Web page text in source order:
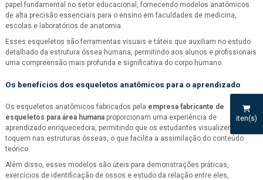
iten(s)
papel fundamental no setor educacional, fornecendo modelos anatômicos
de alta precisão essenciais para o ensino em faculdades de medicina,
escolas e laboratórios de anatomia.
Esses esqueletos são ferramentas visuais e táteis que auxiliam no estudo
detalhado da estrutura óssea humana, permitindo aos alunos e profissionais
uma compreensão mais profunda e significativa do corpo humano.
Os benefícios dos esqueletos anatômicos para o aprendizado
Os esqueletos anatômicos fabricados pela empresa fabricante de
esqueletos para área humana proporcionam uma experiência de
aprendizado enriquecedora, permitindo que os estudantes visualizem e
toquem nas estruturas ósseas, o que facilita a assimilação do conteúdo
teórico.
Além disso, esses modelos são úteis para demonstrações práticas,
exercícios de identificação de ossos e estudo da relação entre eles,